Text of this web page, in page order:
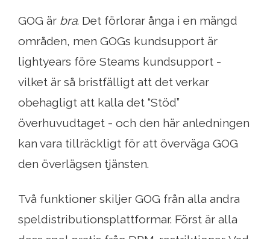
GOG är bra. Det förlorar ånga i en mängd
områden, men GOGs kundsupport är
lightyears före Steams kundsupport -
vilket är så bristfälligt att det verkar
obehagligt att kalla det “Stöd”
överhuvudtaget - och den här anledningen
kan vara tillräckligt för att överväga GOG
den överlägsen tjänsten.
Två funktioner skiljer GOG från alla andra
speldistributionsplattformar. Först är alla